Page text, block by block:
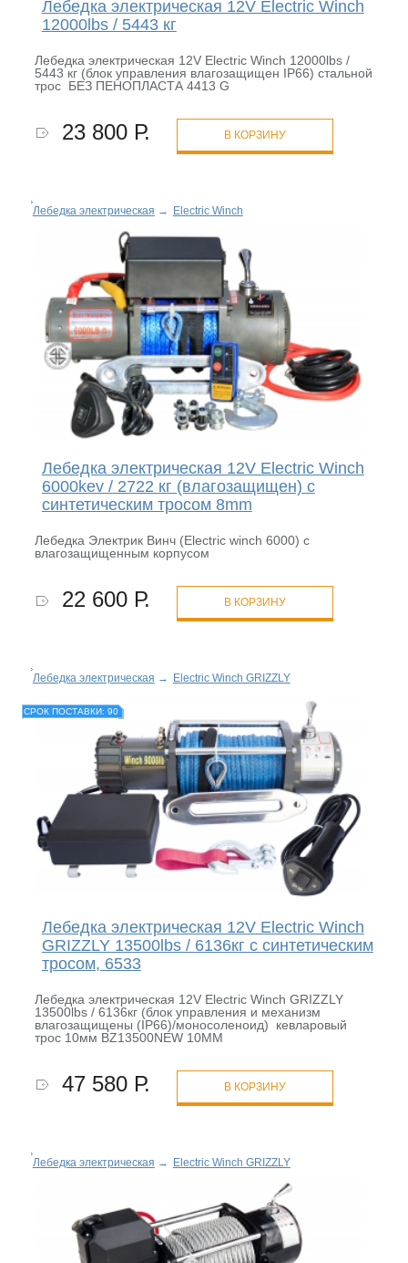
Лебедка электрическая 12V Electric Winch
12000lbs / 5443 кг
Лебедка электрическая 12V Electric Winch 12000lbs /
5443 кг (блок управления влагозащищен IP66) стальной
трос БЕЗ ПЕНОПЛАСТА 4413 G
23 800 Р. В КОРЗИНУ
Лебедка электрическая → Electric Winch
Лебедка электрическая 12V Electric Winch
6000kev / 2722 кг (влагозащищен) с
синтетическим тросом 8mm
Лебедка Электрик Винч (Electric winch 6000) с
влагозащищенным корпусом
22 600 Р. В КОРЗИНУ
Лебедка электрическая → Electric Winch GRIZZLY
СРОК ПОСТАВКИ: 90
Лебедка электрическая 12V Electric Winch
GRIZZLY 13500lbs / 6136кг с синтетическим
тросом, 6533
Лебедка электрическая 12V Electric Winch GRIZZLY
13500lbs / 6136кг (блок управления и механизм
влагозащищены (IP66)/моносоленоид) кевларовый
трос 10мм BZ13500NEW 10MM
47 580 Р. В КОРЗИНУ
Лебедка электрическая → Electric Winch GRIZZLY